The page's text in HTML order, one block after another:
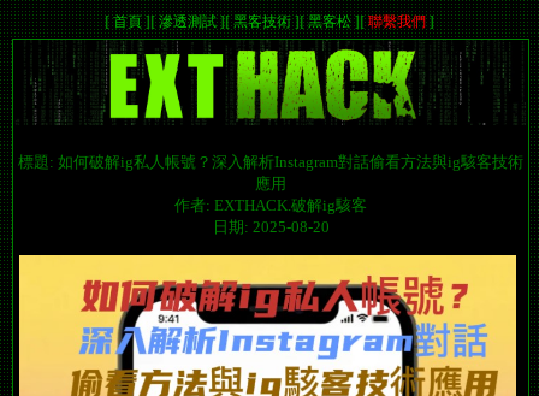
[ 首頁 ] [ 滲透測試 ][ 黑客技術 ][ 黑客松 ] [ 聯繫我們 ]
標題: 如何破解ig私人帳號？深入解析Instagram對話偷看方法與ig駭客技術
應用
作者: EXTHACK.破解ig駭客
日期: 2025-08-20